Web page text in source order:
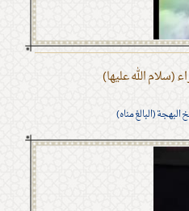
(سلام الله عليها)
(البالغ مناه)